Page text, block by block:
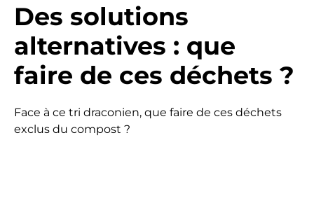
Des solutions
alternatives : que
faire de ces déchets ?
Face à ce tri draconien, que faire de ces déchets
exclus du compost ?